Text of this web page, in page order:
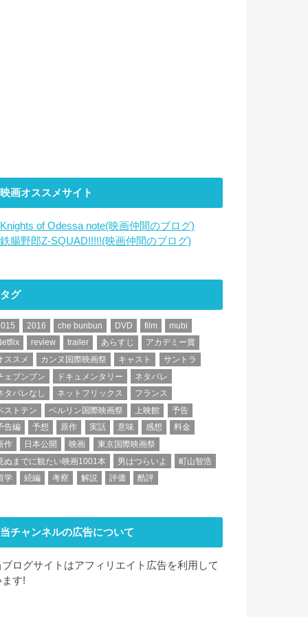
映画オススメサイト
Knights of Odessa note(映画仲間のブログ)
鉄腸野郎Z-SQUAD!!!!!(映画仲間のブログ)
タグ
2016 che bunbun DVD film
mubi
review trailer あらすじ
アカデミー賞
ススメ
カンヌ国際映画祭 キャスト
サントラ
ェブンブン
ドキュメンタリー
ネタバレ
タバレなし
ネットフリックス
フランス
ストテン
ベルリン国際映画祭 上映館
予告
告編
予想 原作 実話 意味 感想
料金
作
日本公開 映画
東京国際映画祭
ぬまでに観たい映画1001本
男はつらいよ
町山智浩
学
続編 考察 解説 評価 酷評
当チャンネルの広告について
ブログサイトはアフィリエイト広告を利用して
ます!